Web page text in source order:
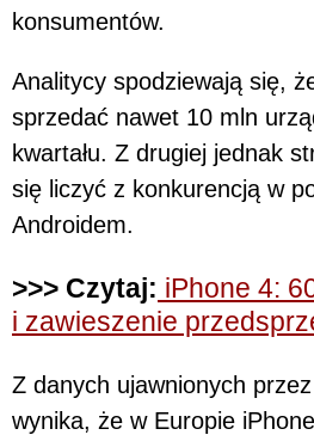
konsumentów.
Analitycy spodziewają się,
sprzedać nawet 10 mln
kwartału. Z drugiej jednak
się liczyć z konkurencją w
Androidem.
>>> Czytaj: iPhone 4:
i zawieszenie
Z danych ujawnionych
wynika, że w Europie